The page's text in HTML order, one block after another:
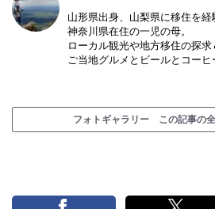
山形県出身、山梨県に移住を経
神奈川県在住の一児の母。
ローカル観光や地方移住の探求
ご当地グルメとビールとコーヒ
フォトギャラリー この記事の